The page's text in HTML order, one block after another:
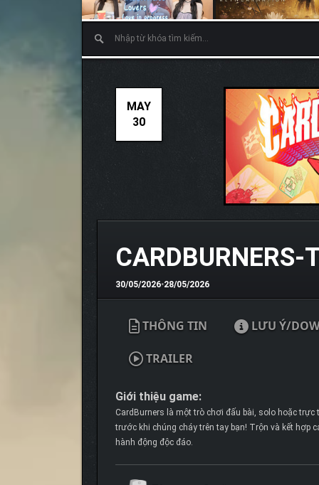
MAY
30
CARDBURNERS-
30/05/2026•28/05/2026
THÔNG TIN LƯU Ý/
TRAILER
Giới thiệu game:
CardBurners là một trò chơi đấu bài, solo hoặc
trước khi chúng cháy trên tay bạn! Trộn và kết hợp
hành động độc đáo.